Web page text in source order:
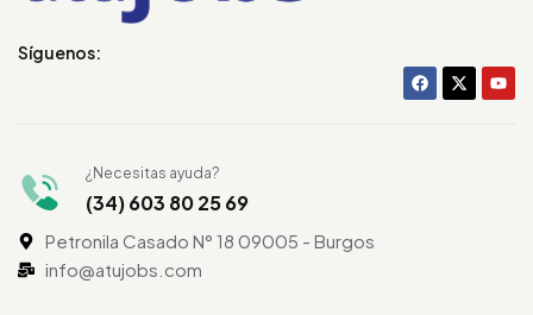
Síguenos:
¿Necesitas ayuda?
(34) 603 80 25 69
Petronila Casado N° 18 09005 - Burgos
info@atujobs.com